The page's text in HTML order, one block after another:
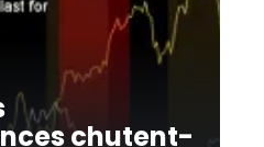
chutent-